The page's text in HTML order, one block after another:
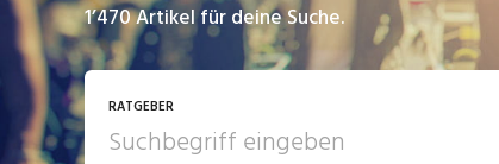
1’470Artikel für deine Suche.
RATGEBER